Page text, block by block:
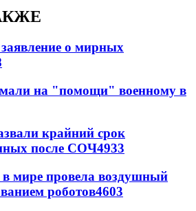
о мирных
на "помощи" военному в
крайний срок
после СОЧ4933
мире провела воздушный
роботов4603